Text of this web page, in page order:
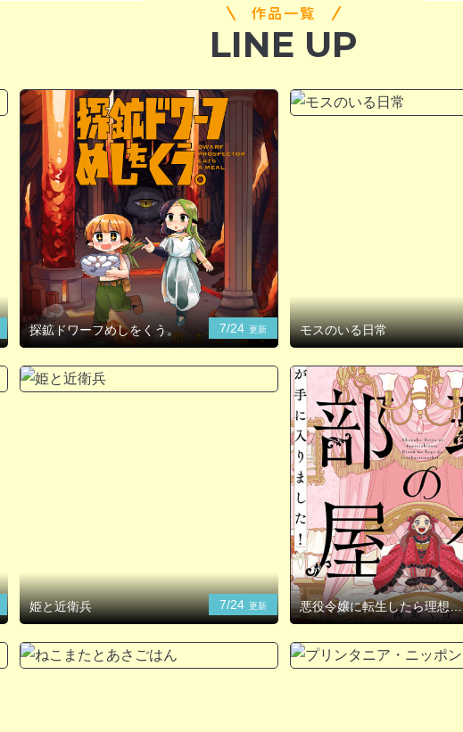
作品一覧
LINE UP
探鉱ドワーフめしをくう。 7/24 更新 モスのいる日常
姫と近衛兵 7/24 更新
悪役令嬢に転生したら理想の
部屋が手に入りました！